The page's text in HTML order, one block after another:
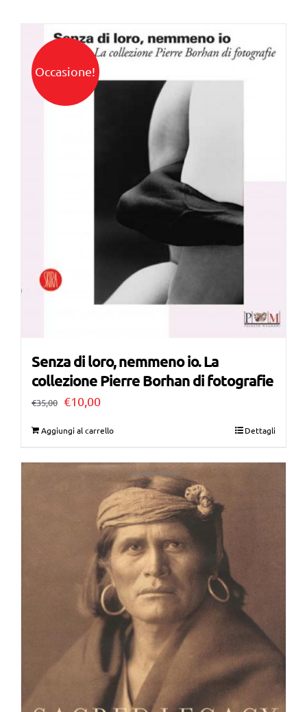
Occasione!
Senza di loro, nemmeno io. La
collezione Pierre Borhan di fotografie
€35,00 Il
era:
€10,00Il
è:
€10,00.
Aggiungi al carrello Dettagli